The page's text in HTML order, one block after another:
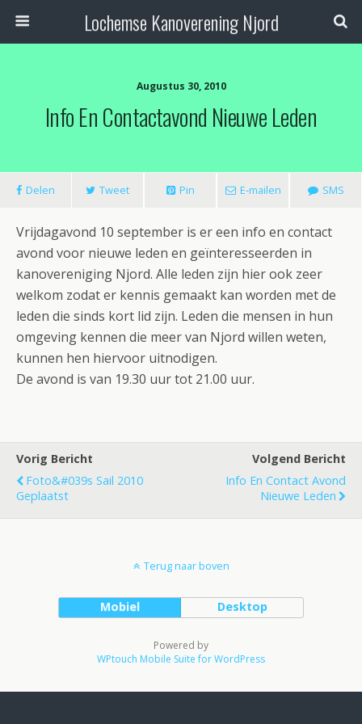
Lochemse Kanoverening Njord
Augustus 30, 2010
Info En Contactavond Nieuwe Leden
Delen Tweet Pin E-mailen SMS
Vrijdagavond 10 september is er een info en contact
avond voor nieuwe leden en geïnteresseerden in
kanovereniging Njord. Alle leden zijn hier ook zeer
welkom zodat er kennis gemaakt kan worden met de
leden die sinds kort lid zijn. Leden die mensen in hun
omgeving kennen die meer van Njord willen weten,
kunnen hen hiervoor uitnodigen.
De avond is van 19.30 uur tot 21.00 uur.
Vorig Bericht
Foto&#039s Sail 2010
Geplaatst
Volgend Bericht
Info En Contact Avond
Nieuwe Leden
Terug naar boven
Mobiel Desktop
Powered by
WPtouch Mobile Suite for WordPress